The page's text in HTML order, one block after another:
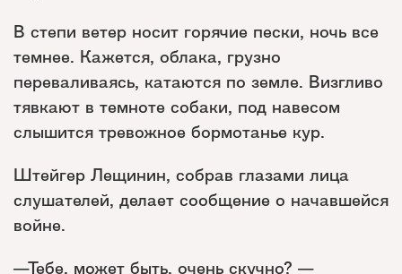
В степи ветер носит горячие пески, ночь все
темнее. Кажется, облака, грузно
переваливаясь, катаются по земле. Визгливо
тявкают в темноте собаки, под навесом
слышится тревожное бормотанье кур.
Штейгер Лещинин, собрав глазами лица
слушателей, делает сообщение о начавшейся
войне.
—Тебе, может быть, очень скучно? —